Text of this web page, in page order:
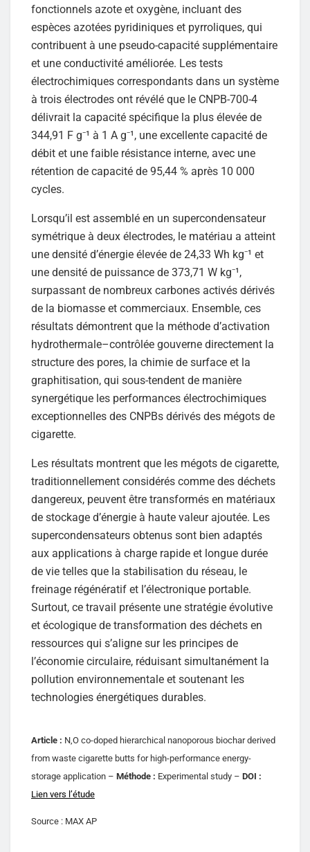
fonctionnels azote et oxygène, incluant des
espèces azotées pyridiniques et pyrroliques, qui
contribuent à une pseudo-capacité supplémentaire
et une conductivité améliorée. Les tests
électrochimiques correspondants dans un système
à trois électrodes ont révélé que le CNPB-700-4
délivrait la capacité spécifique la plus élevée de
344,91 F g⁻¹ à 1 A g⁻¹, une excellente capacité de
débit et une faible résistance interne, avec une
rétention de capacité de 95,44 % après 10 000
cycles.
Lorsqu’il est assemblé en un supercondensateur
symétrique à deux électrodes, le matériau a atteint
une densité d’énergie élevée de 24,33 Wh kg⁻¹ et
une densité de puissance de 373,71 W kg⁻¹,
surpassant de nombreux carbones activés dérivés
de la biomasse et commerciaux. Ensemble, ces
résultats démontrent que la méthode d’activation
hydrothermale–contrôlée gouverne directement la
structure des pores, la chimie de surface et la
graphitisation, qui sous-tendent de manière
synergétique les performances électrochimiques
exceptionnelles des CNPBs dérivés des mégots de
cigarette.
Les résultats montrent que les mégots de cigarette,
traditionnellement considérés comme des déchets
dangereux, peuvent être transformés en matériaux
de stockage d’énergie à haute valeur ajoutée. Les
supercondensateurs obtenus sont bien adaptés
aux applications à charge rapide et longue durée
de vie telles que la stabilisation du réseau, le
freinage régénératif et l’électronique portable.
Surtout, ce travail présente une stratégie évolutive
et écologique de transformation des déchets en
ressources qui s’aligne sur les principes de
l’économie circulaire, réduisant simultanément la
pollution environnementale et soutenant les
technologies énergétiques durables.
Article : N,O co-doped hierarchical nanoporous biochar derived
from waste cigarette butts for high-performance energy-
storage application – Méthode : Experimental study – DOI :
Lien vers l’étude
Source : MAX AP